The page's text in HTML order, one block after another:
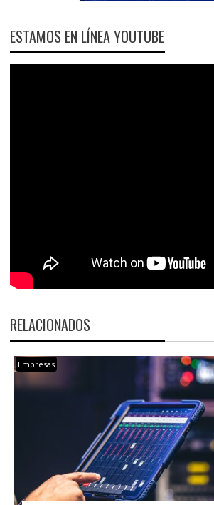
ESTAMOS EN LÍNEA YOUTUBE
RELACIONADOS
Empresas